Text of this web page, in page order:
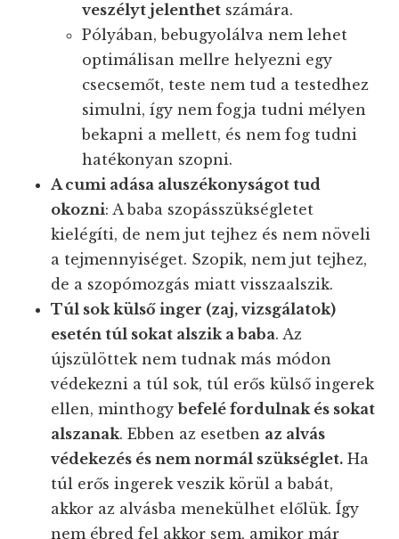
veszélyt jelenthet számára.
Pólyában, bebugyolálva nem lehet
optimálisan mellre helyezni egy
csecsemőt, teste nem tud a testedhez
simulni, így nem fogja tudni mélyen
bekapni a mellett, és nem fog tudni
hatékonyan szopni.
A cumi adása aluszékonyságot tud
okozni: A baba szopásszükségletet
kielégíti, de nem jut tejhez és nem növeli
a tejmennyiséget. Szopik, nem jut tejhez,
de a szopómozgás miatt visszaalszik.
Túl sok külső inger (zaj, vizsgálatok)
esetén túl sokat alszik a baba. Az
újszülöttek nem tudnak más módon
védekezni a túl sok, túl erős külső ingerek
ellen, minthogybefelé fordulnak és sokat
alszanak. Ebben az esetben az alvás
védekezés és nem normál szükséglet. Ha
túl erős ingerek veszik körül a babát,
akkor az alvásba menekülhet előlük. Így
nem ébred fel akkor sem, amikor már